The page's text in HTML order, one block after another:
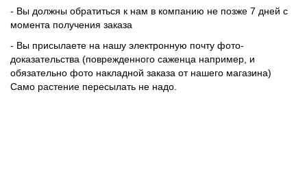
- Вы должны обратиться к нам в компанию не позже 7 дней с
момента получения заказа
- Вы присылаете на нашу электронную почту фото-
доказательства (поврежденного саженца например, и
обязательно фото накладной заказа от нашего магазина)
Само растение пересылать не надо.